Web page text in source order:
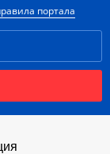
портала